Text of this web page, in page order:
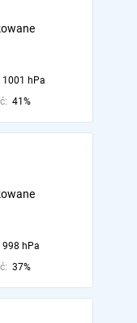
1001 hPa
41%
998 hPa
37%